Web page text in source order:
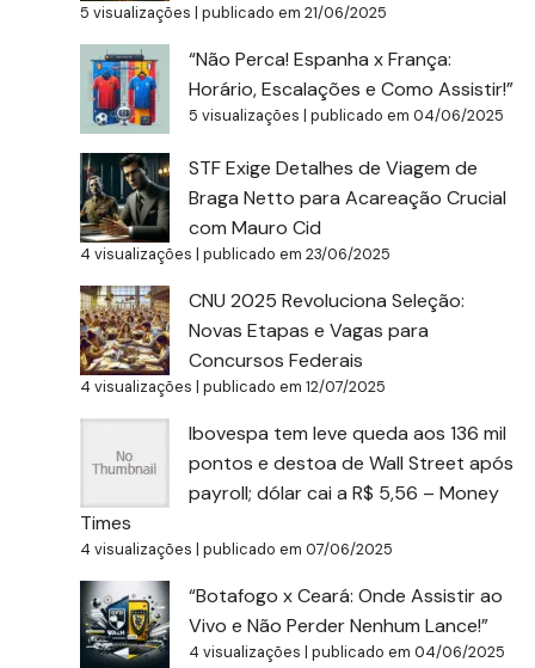
5 visualizações |publicado em 21/06/2025
“Não Perca! Espanha x França:
Horário, Escalações e Como Assistir!”
5 visualizações |publicado em 04/06/2025
STF Exige Detalhes de Viagem de
Braga Netto para Acareação Crucial
com Mauro Cid
4 visualizações |publicado em 23/06/2025
CNU 2025 Revoluciona Seleção:
Novas Etapas e Vagas para
Concursos Federais
4 visualizações |publicado em 12/07/2025
Ibovespa tem leve queda aos 136 mil
pontos e destoa de Wall Street após
payroll; dólar cai a R$ 5,56 – Money
Times
4 visualizações |publicado em 07/06/2025
“Botafogo x Ceará: Onde Assistir ao
Vivo e Não Perder Nenhum Lance!”
4 visualizações |publicado em 04/06/2025